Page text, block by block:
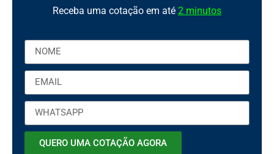
Receba uma cotação em até 2 minutos
QUERO UMA COTAÇÃO AGORA